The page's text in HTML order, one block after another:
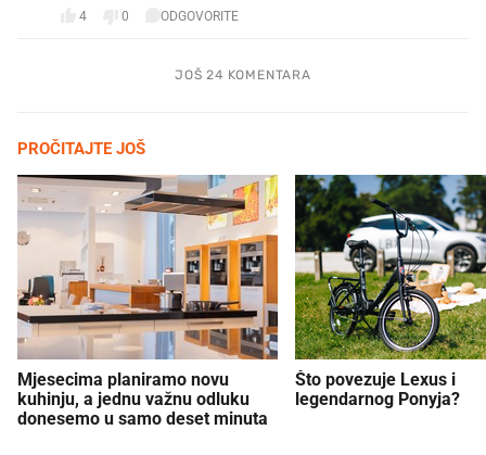
4 0 ODGOVORITE
JOŠ 24 KOMENTARA
PROČITAJTE JOŠ
Mjesecima planiramo novu
kuhinju, a jednu važnu odluku
donesemo u samo deset minuta
Što povezuje Lexus i
legendarnog Ponyja?